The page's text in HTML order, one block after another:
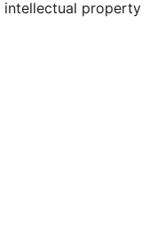
intellectual property